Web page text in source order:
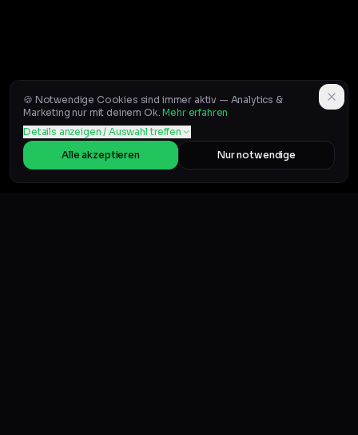
🍪 Notwendige Cookies sind immer aktiv — Analytics &
Marketing nur mit deinem Ok. Mehr erfahren
Details anzeigen / Auswahl treffen
Alle akzeptieren
Nur notwendige